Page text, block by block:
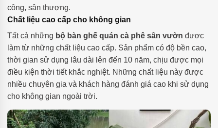
công, sân thượng.
Chất liệu cao cấp cho không gian
Tất cả những bộ bàn ghế quán cà phê sân vườn được
làm từ những chất liệu cao cấp. Sản phẩm có độ bền cao,
thời gian sử dụng lâu dài lên đến 10 năm, chịu được mọi
điều kiện thời tiết khắc nghiệt. Những chất liệu này được
nhiều chuyên gia và khách hàng đánh giá cao khi sử dụng
cho không gian ngoài trời.